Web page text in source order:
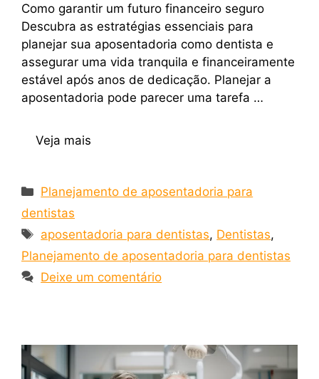
Como garantir um futuro financeiro seguro
Descubra as estratégias essenciais para
planejar sua aposentadoria como dentista e
assegurar uma vida tranquila e financeiramente
estável após anos de dedicação. Planejar a
aposentadoria pode parecer uma tarefa …
Veja mais
Planejamento de aposentadoria para
dentistas
aposentadoria para dentistas, Dentistas,
Planejamento de aposentadoria para dentistas
Deixe um comentário